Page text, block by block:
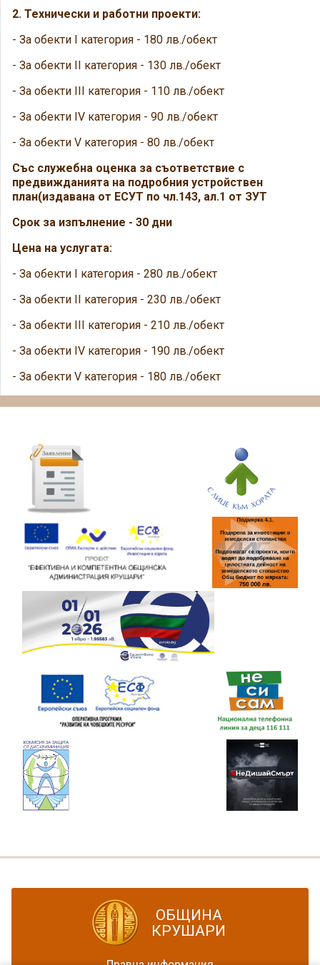
2. Технически и работни проекти:
- За обекти I категория - 180 лв./обект
- За обекти II категория - 130 лв./обект
- За обекти III категория - 110 лв./обект
- За обекти IV категория - 90 лв./обект
- За обекти V категория - 80 лв./обект
Със служебна оценка за съответствие с
предвижданията на подробния устройствен
план(издавана от ЕСУТ по чл.143, ал.1 от ЗУТ
Срок за изпълнение - 30 дни
Цена на услугата:
- За обекти I категория - 280 лв./обект
- За обекти II категория - 230 лв./обект
- За обекти III категория - 210 лв./обект
- За обекти IV категория - 190 лв./обект
- За обекти V категория - 180 лв./обект
ОБЩИНА
КРУШАРИ